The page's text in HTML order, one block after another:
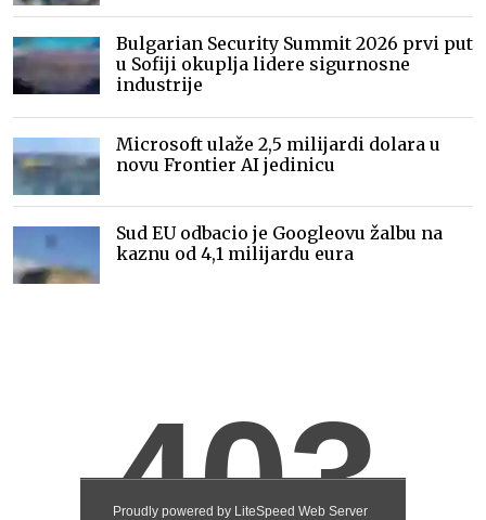
Bulgarian Security Summit 2026 prvi put
u Sofiji okuplja lidere sigurnosne
industrije
Microsoft ulaže 2,5 milijardi dolara u
novu Frontier AI jedinicu
Sud EU odbacio je Googleovu žalbu na
kaznu od 4,1 milijardu eura